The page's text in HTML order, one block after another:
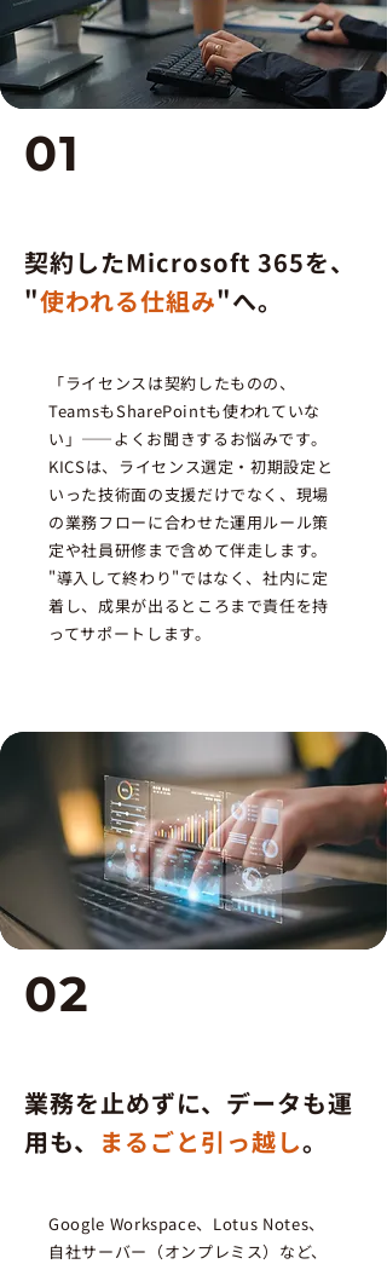
01
契約したMicrosoft 365を、
"使われる仕組み"へ。
「ライセンスは契約したものの、
TeamsもSharePointも使われていな
い」——よくお聞きするお悩みです。
KICSは、ライセンス選定・初期設定と
いった技術面の支援だけでなく、現場
の業務フローに合わせた運用ルール策
定や社員研修まで含めて伴走します。
"導入して終わり"ではなく、社内に定
着し、成果が出るところまで責任を持
ってサポートします。
02
業務を止めずに、データも運
用も、 まるごと引っ越し。
Google Workspace、Lotus Notes、
自社サーバー（オンプレミス）など、